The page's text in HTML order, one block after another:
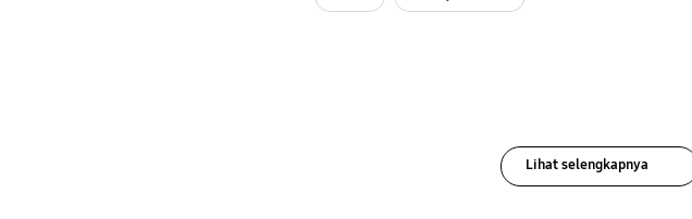
Lihat selengkapnya